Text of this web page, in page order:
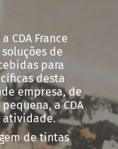
CDA France
de
para
desta
empresa, de
a CDA
atividade.
de tintas